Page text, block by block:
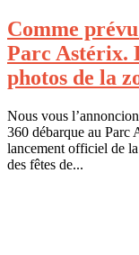
Comme
Parc Astérix.
photos de la
Nous vous
360 débarque au Parc
lancement officiel de
des fêtes de...